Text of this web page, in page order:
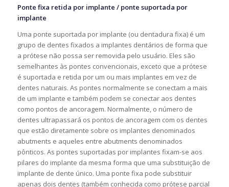
Ponte fixa retida por implante / ponte suportada por
implante
Uma ponte suportada por implante (ou dentadura fixa) é um
grupo de dentes fixados a implantes dentários de forma que
a prótese não possa ser removida pelo usuário. Eles são
semelhantes às pontes convencionais, exceto que a prótese
é suportada e retida por um ou mais implantes em vez de
dentes naturais. As pontes normalmente se conectam a mais
de um implante e também podem se conectar aos dentes
como pontos de ancoragem. Normalmente, o número de
dentes ultrapassará os pontos de ancoragem com os dentes
que estão diretamente sobre os implantes denominados
abutments e aqueles entre abutments denominados
pônticos. As pontes suportadas por implantes fixam-se aos
pilares do implante da mesma forma que uma substituição de
implante de dente único. Uma ponte fixa pode substituir
apenas dois dentes (também conhecida como prótese parcial